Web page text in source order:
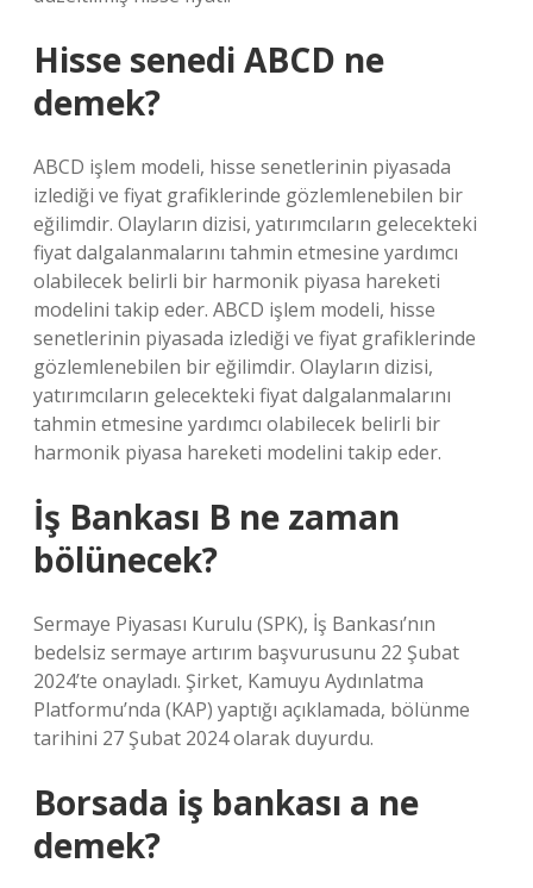
Hisse senedi ABCD ne
demek?
ABCD işlem modeli, hisse senetlerinin piyasada
izlediği ve fiyat grafiklerinde gözlemlenebilen bir
eğilimdir. Olayların dizisi, yatırımcıların gelecekteki
fiyat dalgalanmalarını tahmin etmesine yardımcı
olabilecek belirli bir harmonik piyasa hareketi
modelini takip eder. ABCD işlem modeli, hisse
senetlerinin piyasada izlediği ve fiyat grafiklerinde
gözlemlenebilen bir eğilimdir. Olayların dizisi,
yatırımcıların gelecekteki fiyat dalgalanmalarını
tahmin etmesine yardımcı olabilecek belirli bir
harmonik piyasa hareketi modelini takip eder.
İş Bankası B ne zaman
bölünecek?
Sermaye Piyasası Kurulu (SPK), İş Bankası’nın
bedelsiz sermaye artırım başvurusunu 22 Şubat
2024’te onayladı. Şirket, Kamuyu Aydınlatma
Platformu’nda (KAP) yaptığı açıklamada, bölünme
tarihini 27 Şubat 2024 olarak duyurdu.
Borsada iş bankası a ne
demek?